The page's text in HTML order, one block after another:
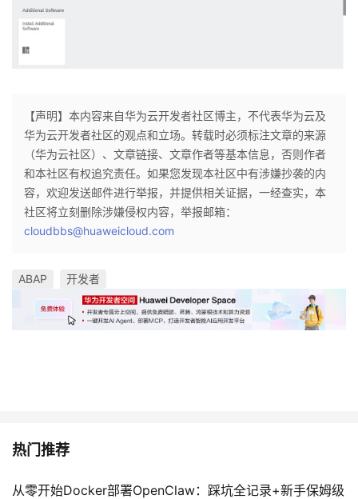
【声明】本内容来自华为云开发者社区博主，不代表华为云及
华为云开发者社区的观点和立场。转载时必须标注文章的来源
（华为云社区）、文章链接、文章作者等基本信息，否则作者
和本社区有权追究责任。如果您发现本社区中有涉嫌抄袭的内
容，欢迎发送邮件进行举报，并提供相关证据，一经查实，本
社区将立刻删除涉嫌侵权内容，举报邮箱：
cloudbbs@huaweicloud.com
ABAP 开发者
热门推荐
从零开始Docker部署OpenClaw：踩坑全记录+新手保姆级